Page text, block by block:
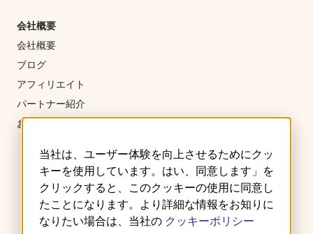
当社は、ユーザー体験を向上させるためにクッ
キーを使用しています。はい、同意します」を
クリックすると、このクッキーの使用に同意し
たことになります。より詳細な情報をお知りに
なりたい場合は、当社の クッキーポリシー
会社概要
会社概要
ブログ
アフィリエイト
パートナー紹介
お問い合わせ
ご利用規約 プライバシーポリシー
クッキー
返金・キャンセルポリシー
サービスレベルアグリーメント